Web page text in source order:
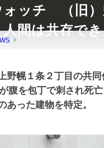
ォッチ （旧）
間は共存で
野幌１条２丁目の共同
腹を包丁で刺され死
あった建物を特定。